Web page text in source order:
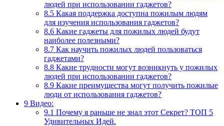
людей при использовании гаджетов?
8.5 Какая поддержка доступна пожилым людям
для изучения использования гаджетов?
8.6 Какие гаджеты для пожилых людей будут
наиболее полезными?
8.7 Как научить пожилых людей пользоваться
гаджетами?
8.8 Какие трудности могут возникнуть у пожилых
людей при использовании гаджетов?
8.9 Какие преимущества могут получить пожилые
люди от использования гаджетов?
9 Видео:
9.1 Почему я раньше не знал этот Секрет? ТОП 5
Удивительных Идей.